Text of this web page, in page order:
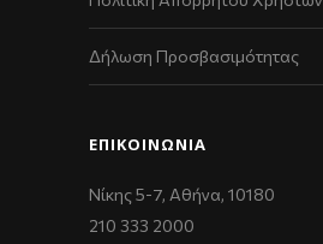
Δήλωση Προσβασιμότητας
ΕΠΙΚΟΙΝΩΝΊΑ
Νίκης 5-7, Αθήνα, 10180
210 333 2000